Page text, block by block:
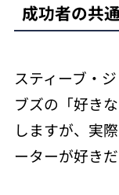
成功者の共
スティーブ・
ブズの「好き
しますが、実
ーターが好き